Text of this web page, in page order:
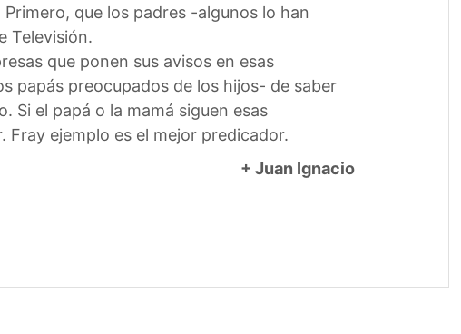
que los padres -algunos lo han
Televisión.
que ponen sus avisos en esas
papás preocupados de los hijos- de saber
Si el papá o la mamá siguen esas
Fray ejemplo es el mejor predicador.
+ Juan Ignacio